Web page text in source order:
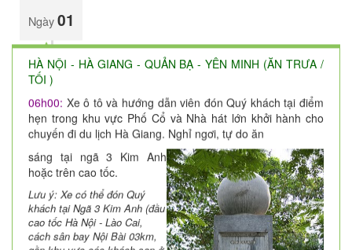
Ngày01
HÀ NỘI - HÀ GIANG - QUẢN BẠ - YÊN MINH (ĂN TRƯA /
TỐI )
06h00: Xe ô tô và hướng dẫn viên đón Quý khách tại điểm
hẹn trong khu vực Phố Cổ và Nhà hát lớn khởi hành cho
chuyến đi du lịch Hà Giang. Nghỉ ngơi, tự do ăn
sáng tại ngã 3 Kim Anh
hoặc trên cao tốc.
Lưu ý: Xe có thể đón Quý
khách tại Ngã 3 Kim Anh (đầu
cao tốc Hà Nội - Lào Cai,
cách sân bay Nội Bài 03km,